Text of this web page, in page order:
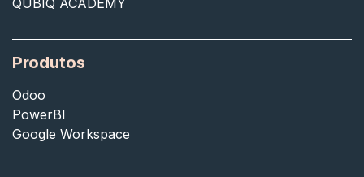
Produtos
Odoo
PowerBI
Google Workspace